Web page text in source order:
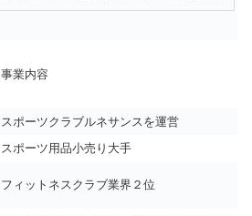
事業内容
スポーツクラブルネサンスを運営
スポーツ用品小売り大手
フィットネスクラブ業界２位